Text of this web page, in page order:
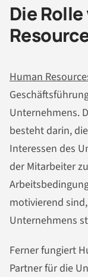
Die
Human
Unternehmens.
besteht darin,
Interessen des
der Mitarbeiter
motivierend
Unternehmens
Ferner fungiert
Partner für die